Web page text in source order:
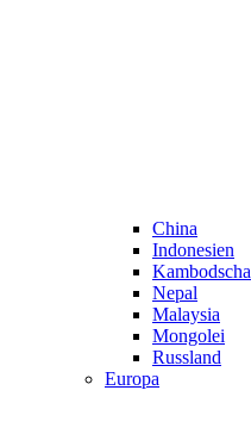
China
Indonesien
Kambodscha
Nepal
Malaysia
Mongolei
Russland
Europa